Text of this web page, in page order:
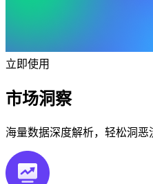
立即使用
市场洞察
海量数据深度解析，轻松洞恶